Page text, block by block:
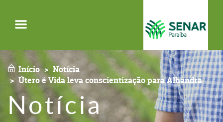
Início
Notícia
Útero é Vida leva conscientização para Alhandra
Notícia